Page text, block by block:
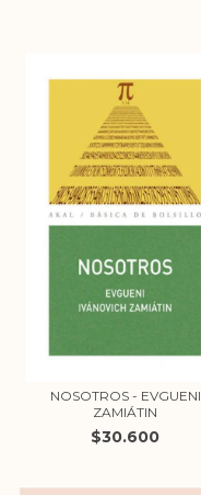
NOSOTROS - EVGUENI
ZAMIÁTIN
$30.600